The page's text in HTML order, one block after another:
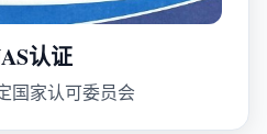
认证
国家认可委员会